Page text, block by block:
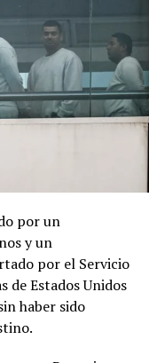
y
debido al
que va a ser
vaya a haber una
Obando, un
por un
y un
por el Servicio
de Estados Unidos
haber sido